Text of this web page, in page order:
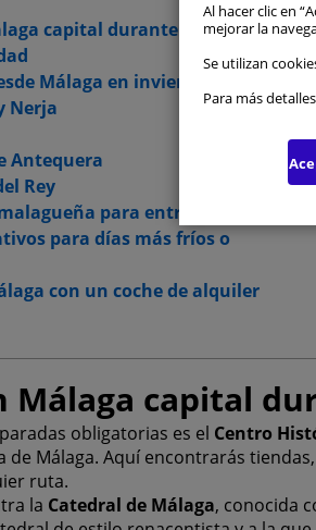
capital durante el invierno
Málaga en invierno
Nerja
Antequera
Rey
para entrar en calor
para días más fríos o
con un coche de alquiler
Málaga capital
obligatorias es el Centro
de Málaga. Aquí encontrarás
ruta.
la Catedral de Málaga, conocida
Al hacer clic en
mejorar la
Se utilizan
Para más